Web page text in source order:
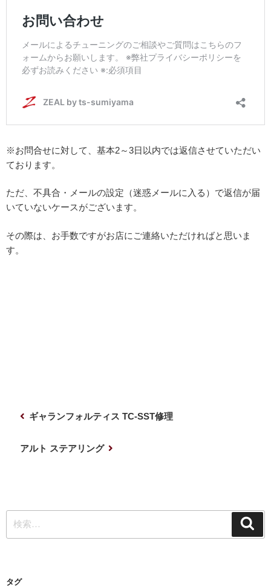
※お問合せに対して、基本2～3日以内では返信させていただい
ております。
ただ、不具合・メールの設定（迷惑メールに入る）で返信が届
いていないケースがございます。
その際は、お手数ですがお店にご連絡いただければと思いま
す。
シ
ョ
ギャランフォルティス TC-SST修理
アルト ステアリング
索:
タグ